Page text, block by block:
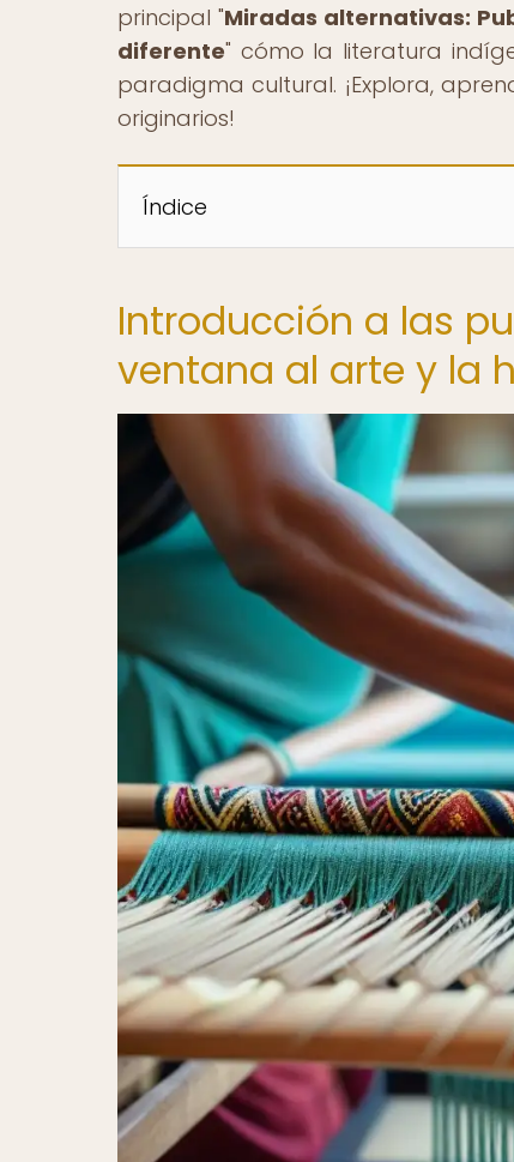
principal "Miradas alternativas:
diferente" cómo la literatura
paradigma cultural. ¡Explora,
originarios!
Índice
Introducción a las
ventana al arte y la